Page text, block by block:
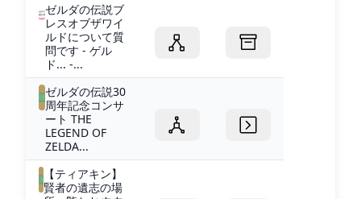
ゼルダの伝説ブ
レスオブザワイ
ルドについて質
問です - ゲル
ド... -...
ゼルダの伝説30
周年記念コンサ
ート THE
LEGEND OF
ZELDA...
【ティアキン】
賢者の遺志の場